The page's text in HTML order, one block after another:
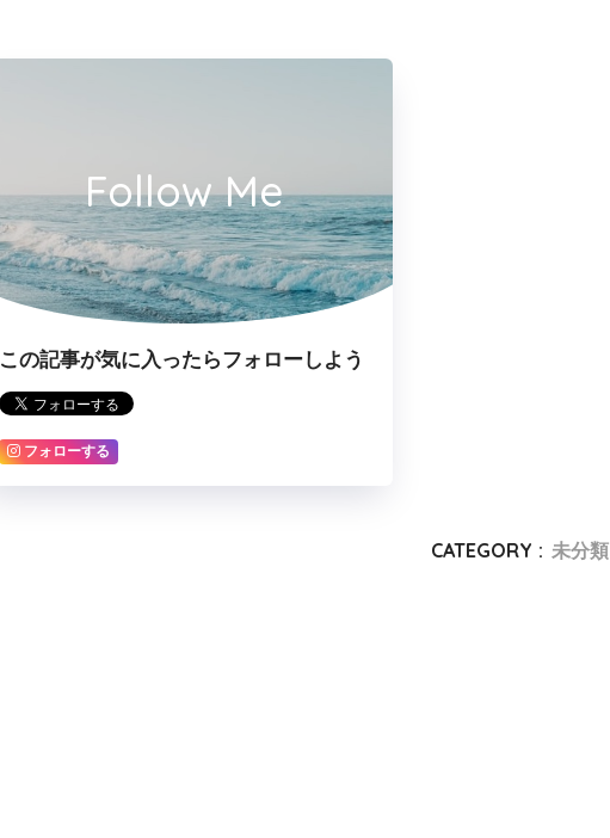
Follow Me
この記事が気に入ったらフォローしよう
フォローする
CATEGORY : 未分類